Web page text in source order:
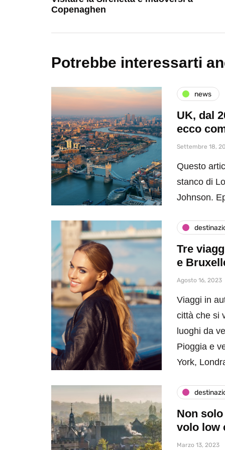
Copenaghen
Potrebbe interessarti
news
UK, dal
ecco
Settembre 18,
Questo
stanco di
Johnson.
Tre
e
Agosto 16, 2023
Viaggi in
città che si
luoghi da
Pioggia e
York,
Non
volo low
Marzo 13, 2023